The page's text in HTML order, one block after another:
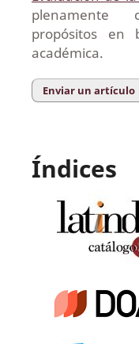
plenamente
propósitos en
académica.
Enviar un artículo
Índices